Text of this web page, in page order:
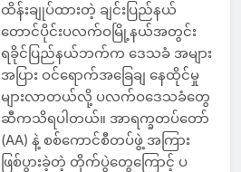
ထိန်းချုပ်ထားတဲ့ ချင်းပြည်နယ်
တောင်ပိုင်းပလက်ဝမြို့နယ်အတွင်း
ရခိုင်ပြည်နယ်ဘက်က ဒေသခံ အများ
အပြား ဝင်ရောက်အခြေချ နေထိုင်မှု
များလာတယ်လို့ ပလက်ဝဒေသခံတွေ
ဆီကသိရပါတယ်။ အာရက္ခတပ်တော်
(AA) နဲ့ စစ်ကောင်စီတပ်ဖွဲ့ အကြား
ဖြစ်ပွားခဲ့တဲ့ တိုက်ပွဲတွေကြောင့် ပ